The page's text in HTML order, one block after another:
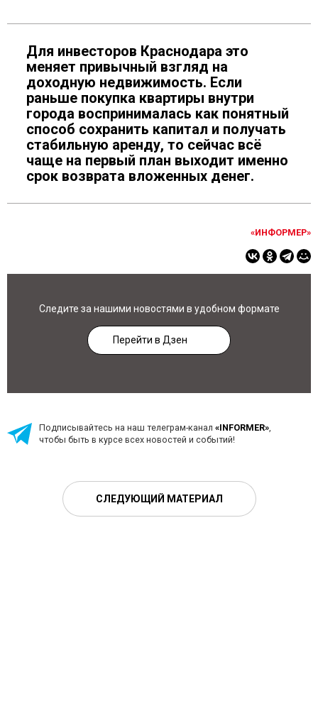
Для инвесторов Краснодара это
меняет привычный взгляд на
доходную недвижимость. Если
раньше покупка квартиры внутри
города воспринималась как понятный
способ сохранить капитал и получать
стабильную аренду, то сейчас всё
чаще на первый план выходит именно
срок возврата вложенных денег.
«ИНФОРМЕР»
Следите за нашими новостями в удобном формате
Перейти в Дзен
Подписывайтесь на наш телеграм-канал «INFORMER»,
чтобы быть в курсе всех новостей и событий!
СЛЕДУЮЩИЙ МАТЕРИАЛ